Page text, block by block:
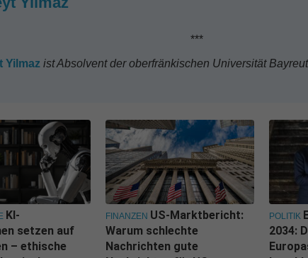
Yilmaz ist Absolvent der oberfränkischen Universität
KI-
setzen auf
– ethische
FINANZEN US-Marktbericht:
Warum schlechte
Nachrichten gute
POLITIK
2034: